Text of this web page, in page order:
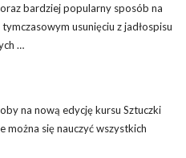
bardziej popularny sposób na
usunięciu z jadłospisu
…
na nową edycję kursu Sztuczki
można się nauczyć wszystkich